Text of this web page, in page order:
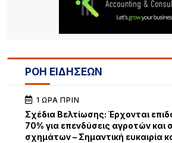
ΡΟΗ ΕΙΔΗΣΕΩΝ
1 ΏΡΑ ΠΡΙΝ
Σχέδια Βελτίωσης: Έρχονται
70% για επενδύσεις αγροτών και
σχημάτων – Σημαντική ευκαιρία